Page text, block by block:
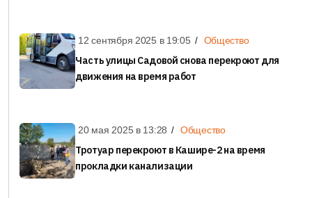
12 сентября 2025 в 19:05 Общество
Часть улицы Садовой снова перекроют для
движения на время работ
20 мая 2025 в 13:28 Общество
Тротуар перекроют в Кашире-2 на время
прокладки канализации